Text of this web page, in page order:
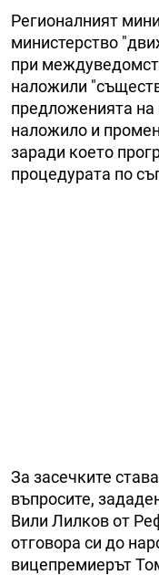
Регионалният
министерство
при
наложили
предложенията на
наложило и
заради което
процедурата по
За засечките
въпросите,
Вили Лилков от
отговора си до
вицепремиерът